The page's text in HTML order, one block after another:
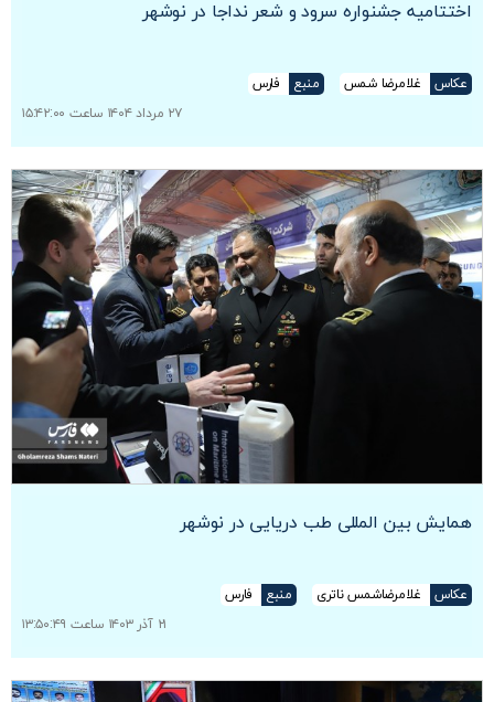
اختتامیه جشنواره سرود و شعر نداجا در نوشهر
عکاس غلامرضا شمس‌ منبع
فارس
۲۷ مرداد ۱۴۰۴ ساعت ۱۵:۴۲:۰۰
همایش بین المللی طب دریایی در نوشهر
عکاس غلامرضاشمس ناتری منبع
فارس
۲۱ آذر ۱۴۰۳ ساعت ۱۳:۵۰:۴۹